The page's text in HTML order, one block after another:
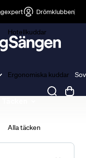
Drömklubben
Hotellkuddar
Ergonomiska kuddar
Alla täcken